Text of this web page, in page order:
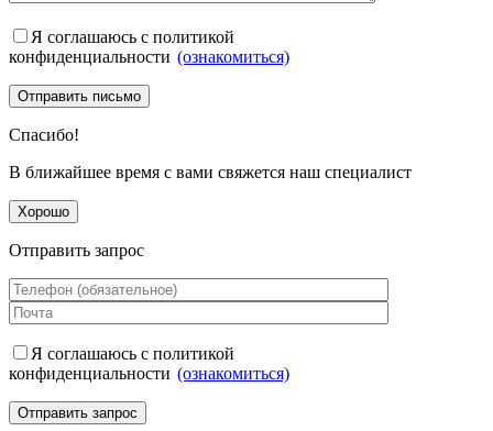
Я соглашаюсь с политикой
конфиденциальности (ознакомиться)
Спасибо!
В ближайшее время с вами свяжется наш специалист
Хорошо
Отправить запрос
Я соглашаюсь с политикой
конфиденциальности (ознакомиться)